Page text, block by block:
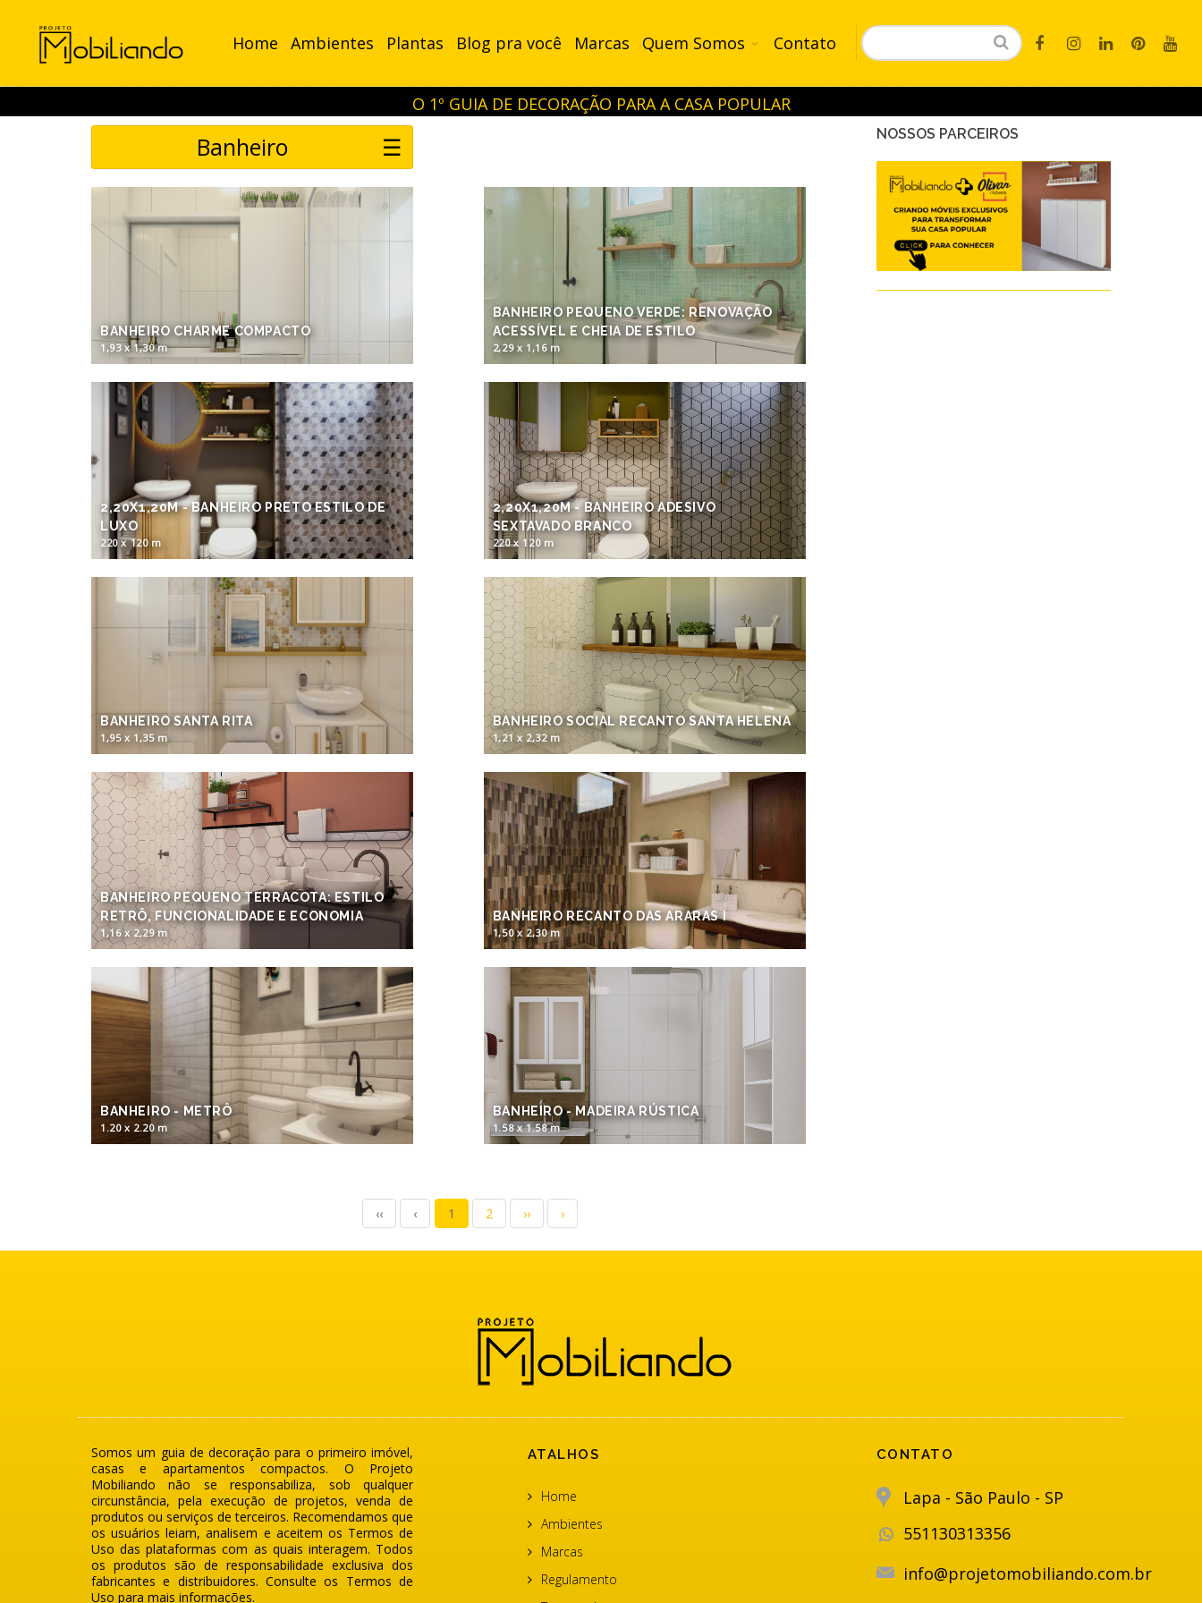
Home Ambientes Plantas Blog pra você Marcas Quem Somos Contato
O 1º GUIA DE DECORAÇÃO PARA A CASA POPULAR
Banheiro ☰
BANHEIRO CHARME COMPACTO
1,93 x 1,30 m
BANHEIRO PEQUENO VERDE: RENOVAÇÃO
ACESSÍVEL E CHEIA DE ESTILO
2,29 x 1,16 m
2,20X1,20M - BANHEIRO PRETO ESTILO DE
LUXO
220 x 120 m
2,20X1,20M - BANHEIRO ADESIVO
SEXTAVADO BRANCO
220 x 120 m
BANHEIRO SANTA RITA
1,95 x 1,35 m
BANHEIRO SOCIAL RECANTO SANTA HELENA
1,21 x 2,32 m
BANHEIRO PEQUENO TERRACOTA: ESTILO
RETRÔ, FUNCIONALIDADE E ECONOMIA
1,16 x 2,29 m
BANHEIRO RECANTO DAS ARARAS I
1,50 x 2,30 m
BANHEIRO - METRÔ
1.20 x 2.20 m
BANHEIRO - MADEIRA RÚSTICA
1.58 x 1.58 m
‹‹ ‹ 1 2 ›› ›
NOSSOS PARCEIROS
Somos um guia de decoração para o primeiro imóvel,
casas e apartamentos compactos. O Projeto
Mobiliando não se responsabiliza, sob qualquer
circunstância, pela execução de projetos, venda de
produtos ou serviços de terceiros. Recomendamos que
os usuários leiam, analisem e aceitem os Termos de
Uso das plataformas com as quais interagem. Todos
os produtos são de responsabilidade exclusiva dos
fabricantes e distribuidores. Consulte os Termos de
Uso para mais informações.
ATALHOS
Home
Ambientes
Marcas
Regulamento
CONTATO
Lapa - São Paulo - SP
551130313356
info@projetomobiliando.com.br